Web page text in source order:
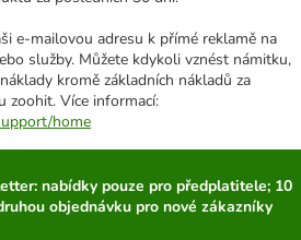
e-mailovou adresu k přímé reklamě na
služby. Můžete kdykoli vznést námitku,
kromě základních nákladů za
zoohit. Více informací:
home
nabídky pouze pro předplatitele; 10
objednávku pro nové zákazníky